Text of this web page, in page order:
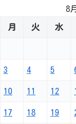
8
月 火 水
3 4 5
10 11 12
17 18 19